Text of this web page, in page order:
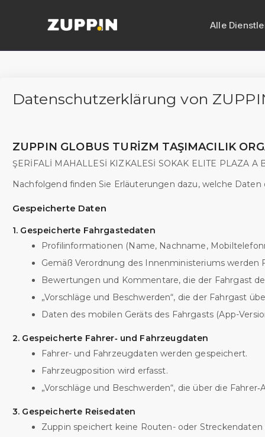
Alle
VIP-
Datenschutzerklärung von
ZUPPIN GLOBUS TURİZM TAŞIMACILIK
ŞERİFALİ MAHALLESİ KIZKALESİ SOKAK ELITE PLAZA A
Nachfolgend finden Sie Erläuterungen dazu, welche
Gespeicherte Daten
1. Gespeicherte Fahrgastedaten
Profilinformationen (Name, Nachname,
Gemäß Verordnung des Innenministeriums
Bewertungen und Kommentare, die der Fahrgast
„Vorschläge und Beschwerden“, die der Fahrgast
Daten des mobilen Geräts des Fahrgasts (App-
2. Gespeicherte Fahrer‑ und Fahrzeugdaten
Fahrer- und Fahrzeugdaten werden gespeichert.
Fahrzeugposition wird erfasst.
„Vorschläge und Beschwerden“, die über die
3. Gespeicherte Reisedaten
Zuppin speichert keine Routen- oder Streckendaten